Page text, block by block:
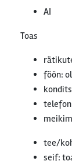
AI
Toas
föön:
telefon
tee/
seif: